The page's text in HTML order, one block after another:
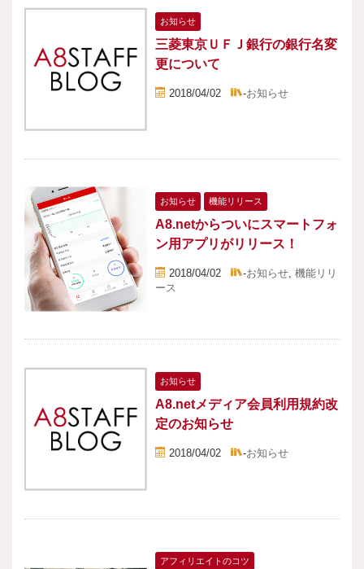
お知らせ
三菱東京ＵＦＪ銀行の銀行名変
更について
2018/04/02 -お知らせ
お知らせ 機能リリース
A8.netからついにスマートフォ
ン用アプリがリリース！
2018/04/02 -お知らせ, 機能リリ
ース
お知らせ
A8.netメディア会員利用規約改
定のお知らせ
2018/04/02 -お知らせ
アフィリエイトのコツ